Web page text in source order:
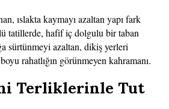
ıslakta kaymayı azaltan yapı fark
tatillerde, hafif iç dolgulu bir taban
sürtünmeyi azaltan, dikiş yerleri
rahatlığın görünmeyen kahramanı.
Terliklerinle Tut